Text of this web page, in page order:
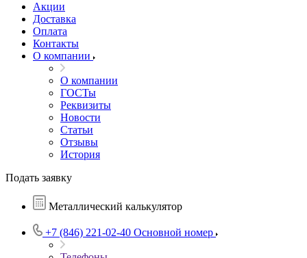
Акции
Доставка
Оплата
Контакты
О компании
О компании
ГОСТы
Реквизиты
Новости
Статьи
Отзывы
История
Подать заявку
Металлический калькулятор
+7 (846) 221-02-40 Основной номер